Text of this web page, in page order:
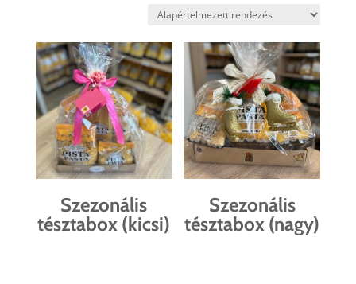
Szezonális
tésztabox (kicsi)
Szezonális
tésztabox (nagy)